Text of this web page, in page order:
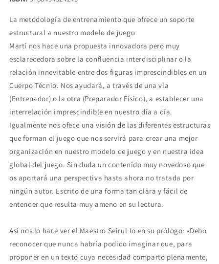
La metodología de entrenamiento que ofrece un soporte
estructural a nuestro modelo de juego
Martí nos hace una propuesta innovadora pero muy
esclarecedora sobre la confluencia interdisciplinar o la
relación innevitable entre dos figuras imprescindibles en un
Cuerpo Técnio. Nos ayudará, a través de una vía
(Entrenador) o la otra (Preparador Físico), a establecer una
interrelación imprescindible en nuestro día a día.
Igualmente nos ofece una visión de las diferentes estructuras
que forman el juego que nos servirá para crear una mejor
organización en nuestro modelo de juego y en nuestra idea
global del juego. Sin duda un contenido muy novedoso que
os aportará una perspectiva hasta ahora no tratada por
ningún autor. Escrito de una forma tan clara y fácil de
entender que resulta muy ameno en su lectura.
Así nos lo hace ver el Maestro Seirul·lo en su prólogo: «Debo
reconocer que nunca habría podido imaginar que, para
proponer en un texto cuya necesidad comparto plenamente,